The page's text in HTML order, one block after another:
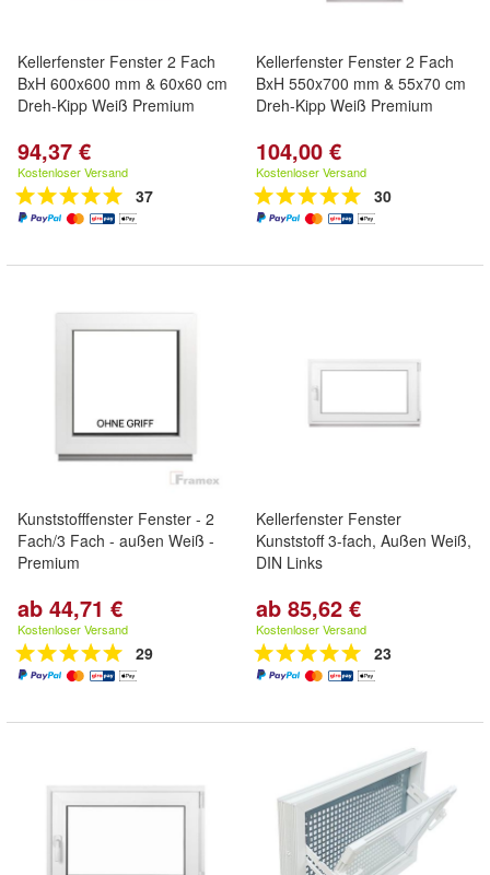
Kellerfenster Fenster 2 Fach
BxH 600x600 mm & 60x60 cm
Dreh-Kipp Weiß Premium
94,37 €
Kostenloser Versand
37
Kellerfenster Fenster 2 Fach
BxH 550x700 mm & 55x70 cm
Dreh-Kipp Weiß Premium
104,00 €
Kostenloser Versand
30
Kunststofffenster Fenster - 2
Fach/3 Fach - außen Weiß -
Premium
ab 44,71 €
Kostenloser Versand
29
Kellerfenster Fenster
Kunststoff 3-fach, Außen Weiß,
DIN Links
ab 85,62 €
Kostenloser Versand
23